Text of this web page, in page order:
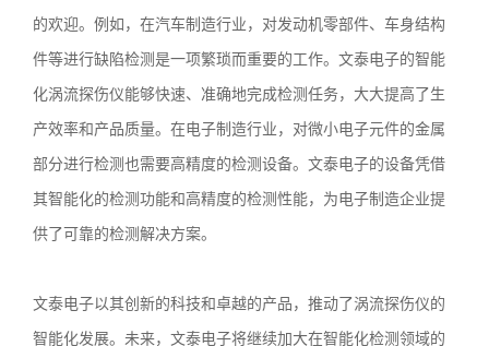
的欢迎。例如，在汽车制造行业，对发动机零部件、车身结构
件等进行缺陷检测是一项繁琐而重要的工作。文泰电子的智能
化涡流探伤仪能够快速、准确地完成检测任务，大大提高了生
产效率和产品质量。在电子制造行业，对微小电子元件的金属
部分进行检测也需要高精度的检测设备。文泰电子的设备凭借
其智能化的检测功能和高精度的检测性能，为电子制造企业提
供了可靠的检测解决方案。
文泰电子以其创新的科技和卓越的产品，推动了涡流探伤仪的
智能化发展。未来，文泰电子将继续加大在智能化检测领域的